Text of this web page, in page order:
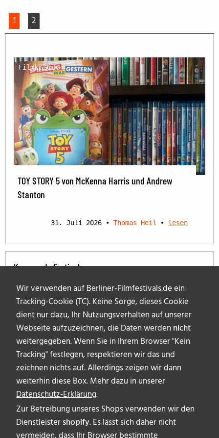
Wir verwenden auf Berliner-Filmfestivals.de ein
Tracking-Cookie (TC). Keine Sorge, dieses Cookie
dient nur dazu, Ihr Nutzungsverhalten auf unserer
Webseite aufzuzeichnen, die Daten werden nicht
weitergegeben. Wenn Sie in Ihrem Browser "Kein
Tracking" festlegen, respektieren wir das und
zeichnen nichts auf. Allerdings zeigen wir dann
weiterhin diese Box. Mehr dazu in unserer
Datenschutz-Erklärung.
Zur Betreibung unseres Shops verwenden wir den
Dienstleistershopify. Es lässt sich daher nicht
1 2
Filmkritik
TOY STORY 5 von McKenna Harris und Andrew
Stanton
31. Juli 2026 • Thomas Heil • lesen
Kommende Festivals